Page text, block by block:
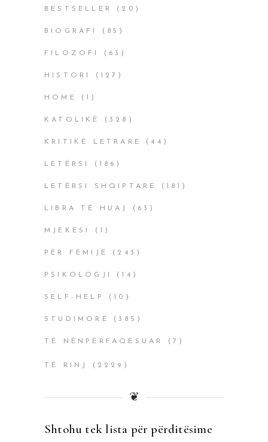
BESTSELLER (20)
BIOGRAFI (85)
FILOZOFI (63)
HISTORI (127)
HOME (1)
KATOLIKË (328)
KRITIKË LETRARE (44)
LETËRSI (186)
LETËRSI SHQIPTARE (181)
LIBRA TË HUAJ (63)
MJEKËSI (1)
PËR FËMIJË (243)
PSIKOLOGJI (14)
SELF-HELP (10)
STUDIMORË (385)
TË NËNPËRFAQËSUAR (7)
TË RINJ (2229)
❦
Shtohu tek lista për përditësime